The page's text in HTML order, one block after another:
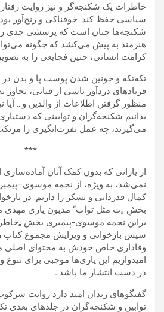
خاطرات یک شکنجه‌گر و نیز روایت رفتار
سیاسی حفظ کند. خوفناکی و رنج‌آور
شکنجه‌ها چنان است که پرسشی جدی را
هنرمند به پیش می‌کشد که چگونه
کرامت انسانی، چنین فجایعی را به
تکه‌تکه و خونین شدن پوست پا و بدن در
فریادهای دردآور ناشی از قپانی، تجاوز
منظور گرفتن اطلاعات از والدین و…
بدانیم شکنجه‌گران و توابینی که
می‌گیرند، چه عمل نفرت‌انگیزی را
***
از یارانی که بدون کمک آنان
نمی‌شد، به ویژه، از نجمه
کمال قدردانی و تشکر را داریم. در
بخشِ „ت مثل تواب“ مدیون یاری مهدی
براین نجمه موسوی-پیمبری بخش
سپس بازخوانی و ویرایش مجموع کتاب
وفاداری خاص خودش به محتوای اصلی
امیدواریم این یاری‌ها موجبی برای تنوع
در دست انتشار ما باشد.ـ
گفتگوهای زندان امید دارد روایت
توابین و شکنجه‌گران در جلدهای بعدی